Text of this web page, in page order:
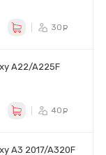
30
A22/A225F
40
A3 2017/A320F